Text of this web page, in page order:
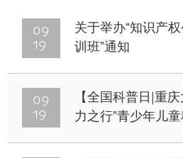
09
19
关于举办“知识产
训班”通知
09
19
【全国科普日|重
力之行”青少年儿